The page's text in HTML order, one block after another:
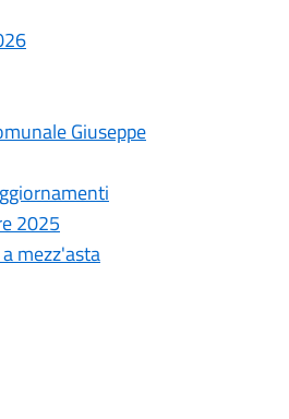
Giuseppe
2025
mezz'asta